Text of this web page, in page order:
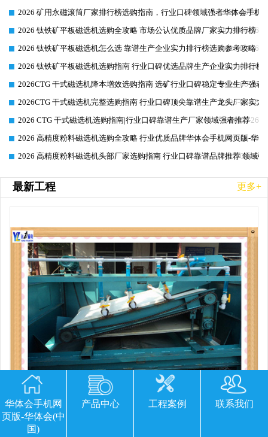
2026-06-26
2026 矿用永磁滚筒厂家排行榜选购指南，行业口碑领域强者华体会手机
2026-06-26
2026 钛铁矿平板磁选机选购全攻略 市场公认优质品牌厂家实力排行榜
2026-06-26
2026 钛铁矿平板磁选机怎么选 靠谱生产企业实力排行榜选购参考攻略
2026-06-26
2026 钛铁矿平板磁选机选购指南 行业口碑优选品牌生产企业实力排行榜
2026-06-26
2026CTG 干式磁选机降本增效选购指南 选矿行业口碑稳定专业生产强者
2026-06-26
2026CTG 干式磁选机完整选购指南 行业口碑顶尖靠谱生产龙头厂家实力
2026-06-26
2026 CTG 干式磁选机选购指南|行业口碑靠谱生产厂家领域强者推荐
2026-06-26
2026 高精度粉料磁选机选购全攻略 行业优质品牌华体会手机网页版-华
2026-06-26
2026 高精度粉料磁选机头部厂家选购指南 行业口碑靠谱品牌推荐 领域
最新工程 更多+
华体会手机网
页版-华体会(中
国)
产品中心 工程案例 联系我们